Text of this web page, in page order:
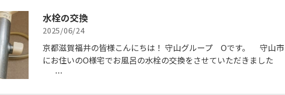
水栓の交換
2025/06/24
京都滋賀福井の皆様こんにちは！ 守山グループ Oです。 守山市
にお住いのO様宅でお風呂の水栓の交換をさせていただきました
…